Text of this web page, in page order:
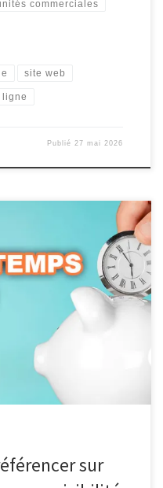
commerciales
site web
Publié 27 mai 2026
complet pour
se référencer sur
votre visibilité en ligne Le
toute entreprise ou site
en ligne et attirer un […]
sur